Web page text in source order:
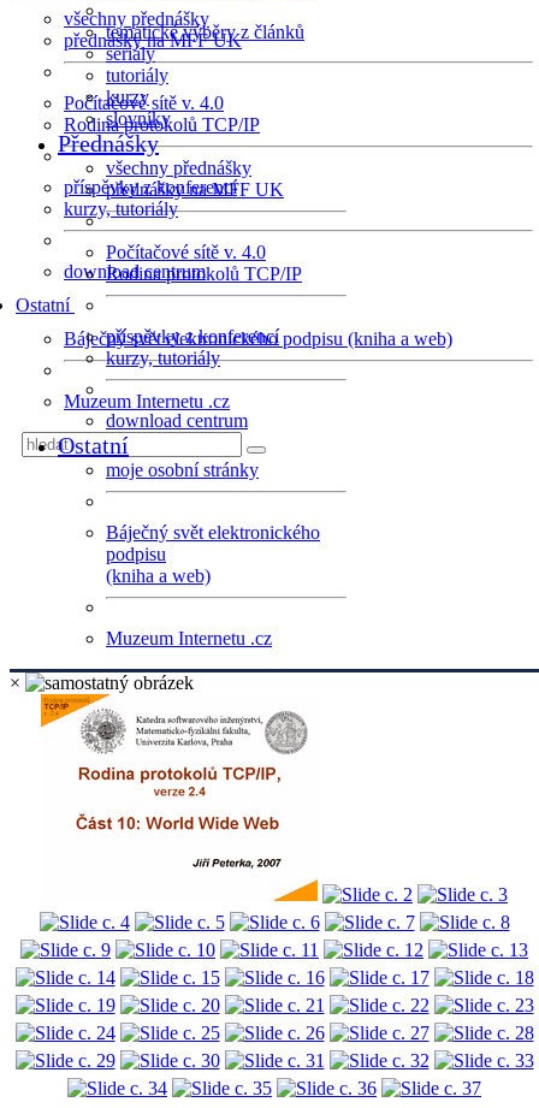
všechny přednášky
přednášky na MFF UK
Počítačové sítě v. 4.0
Rodina protokolů TCP/IP
příspěvky z konferencí
kurzy, tutoriály
download centrum
Ostatní
Báječný svět elektronického podpisu (kniha a web)
Muzeum Internetu .cz
tematické výběry z článků
seriály
tutoriály
kurzy
slovníky
Přednášky
všechny přednášky
přednášky na MFF UK
Počítačové sítě v. 4.0
Rodina protokolů TCP/IP
příspěvky z konferencí
kurzy, tutoriály
download centrum
Ostatní
moje osobní stránky
Báječný svět elektronického
podpisu
(kniha a web)
Muzeum Internetu .cz
×